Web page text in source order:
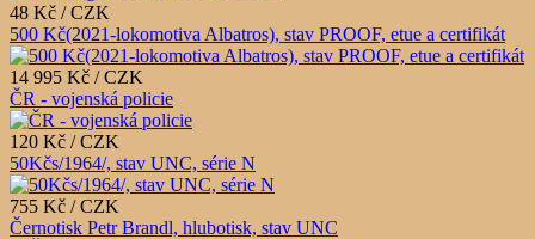
48 Kč / CZK
500 Kč(2021-lokomotiva Albatros), stav PROOF, etue a certifikát
14 995 Kč / CZK
ČR - vojenská policie
120 Kč / CZK
50Kčs/1964/, stav UNC, série N
755 Kč / CZK
Černotisk Petr Brandl, hlubotisk, stav UNC